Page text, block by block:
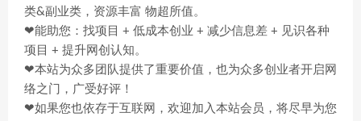
类&副业类，资源丰富 物超所值。
❤能助您：找项目 + 低成本创业 + 减少信息差 + 见识各种
项目 + 提升网创认知。
❤本站为众多团队提供了重要价值，也为众多创业者开启网
络之门，广受好评！
❤如果您也依存于互联网，欢迎加入本站会员，将尽早为您